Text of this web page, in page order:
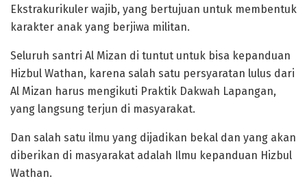
Ekstrakurikuler wajib, yang bertujuan untuk membentuk
karakter anak yang berjiwa militan.
Seluruh santri Al Mizan di tuntut untuk bisa kepanduan
Hizbul Wathan, karena salah satu persyaratan lulus dari
Al Mizan harus mengikuti Praktik Dakwah Lapangan,
yang langsung terjun di masyarakat.
Dan salah satu ilmu yang dijadikan bekal dan yang akan
diberikan di masyarakat adalah Ilmu kepanduan Hizbul
Wathan.